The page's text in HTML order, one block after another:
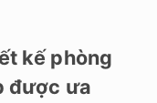
kế phòng
được ưa